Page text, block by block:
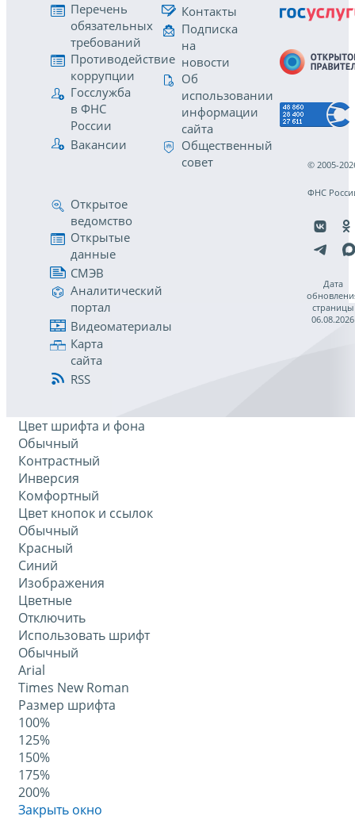
Перечень
обязательных
требований
Противодействие
коррупции
Госслужба
в ФНС
России
Вакансии
Контакты
Подписка
на
новости
Об
использовании
информации
сайта
Общественный
совет
Открытое
ведомство
Открытые
данные
СМЭВ
Аналитический
портал
Видеоматериалы
Карта
сайта
RSS
© 2005-
ФНС
Дата
страницы
06.08.2026
Цвет шрифта и фона
Обычный
Контрастный
Инверсия
Комфортный
Цвет кнопок и ссылок
Обычный
Красный
Синий
Изображения
Цветные
Отключить
Использовать шрифт
Обычный
Arial
Times New Roman
Размер шрифта
100%
125%
150%
175%
200%
Закрыть окно